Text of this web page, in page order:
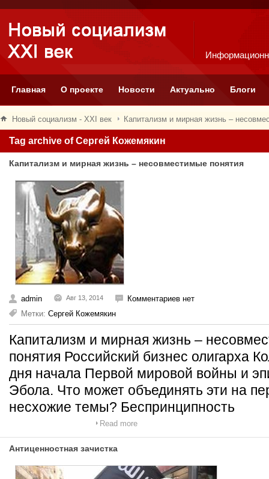
Главная О проекте Новости Актуально Блоги
Новый социализм - XXI век Капитализм и мирная жизнь –
Tag archive of Сергей Кожемякин
Капитализм и мирная жизнь – несовместимые понятия
admin Авг 13, 2014
Комментариев нет
Метки: Сергей Кожемякин
Капитализм и мирная жизнь –
понятия Российский бизнес олигарха
дня начала Первой мировой войны и
Эбола. Что может объединять эти на
несхожие темы? Беспринципность
Read more
Антиценностная зачистка